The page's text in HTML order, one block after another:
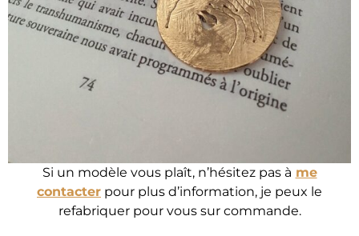
​Si un modèle vous plaît, n’hésitez pas à me
contacter pour plus d’information, je peux le
refabriquer pour vous sur commande.